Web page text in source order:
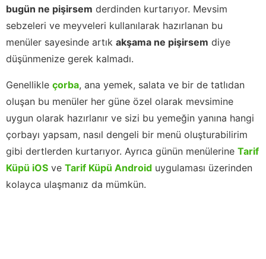
bugün ne pişirsem derdinden kurtarıyor. Mevsim
sebzeleri ve meyveleri kullanılarak hazırlanan bu
menüler sayesinde artık akşama ne pişirsem diye
düşünmenize gerek kalmadı.
Genellikle çorba, ana yemek, salata ve bir de tatlıdan
oluşan bu menüler her güne özel olarak mevsimine
uygun olarak hazırlanır ve sizi bu yemeğin yanına hangi
çorbayı yapsam, nasıl dengeli bir menü oluşturabilirim
gibi dertlerden kurtarıyor. Ayrıca günün menülerine Tarif
Küpü iOS ve Tarif Küpü Android uygulaması üzerinden
kolayca ulaşmanız da mümkün.